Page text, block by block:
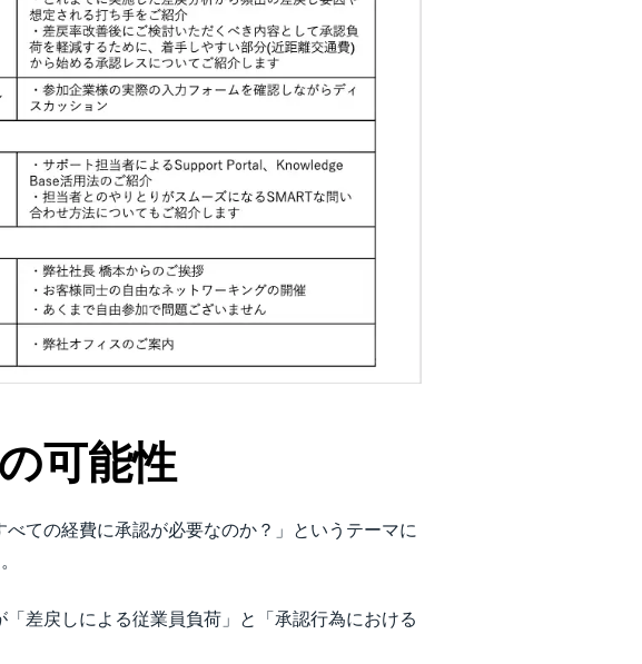
可能性
ての経費に承認が必要なのか？」というテーマに
差戻しによる従業員負荷」と「承認行為における